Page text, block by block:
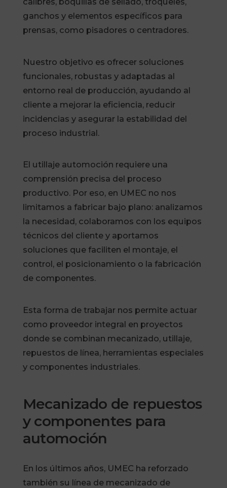
ganchos y elementos específicos para
prensas, como pisadores o centradores.
Nuestro objetivo es ofrecer soluciones
funcionales, robustas y adaptadas al
entorno real de producción, ayudando al
cliente a mejorar la eficiencia, reducir
incidencias y asegurar la estabilidad del
proceso industrial.
El utillaje automoción requiere una
comprensión precisa del proceso
productivo. Por eso, en UMEC no nos
limitamos a fabricar bajo plano: analizamos
la necesidad, colaboramos con los equipos
técnicos del cliente y aportamos
soluciones que faciliten el montaje, el
control, el posicionamiento o la fabricación
de componentes.
Esta forma de trabajar nos permite actuar
como proveedor integral en proyectos
donde se combinan mecanizado, utillaje,
repuestos de línea, herramientas especiales
y componentes industriales.
Mecanizado de repuestos
y componentes para
automoción
En los últimos años, UMEC ha reforzado
también su línea de mecanizado de